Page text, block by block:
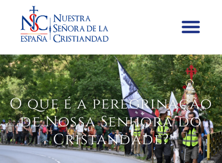
O que é a peregrinação
de Nossa Senhora do
Cristandade?